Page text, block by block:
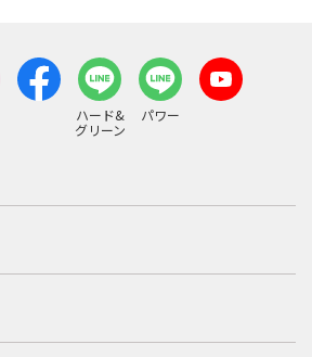
ハード&
グリーン
パワー